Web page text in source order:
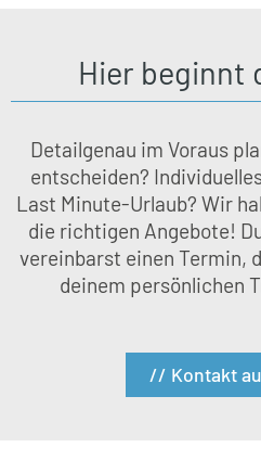
Hier beginnt
Detailgenau im Voraus
entscheiden?
Last Minute-Urlaub? Wir
die richtigen Angebote!
vereinbarst einen Termin,
deinem persönlichen
// Kontakt